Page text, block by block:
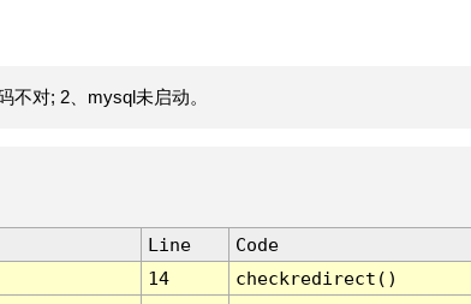
不对; 2、mysql未启动。
Line
Code
14
checkredirect()